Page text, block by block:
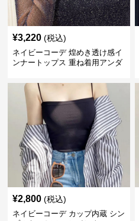
¥3,220 (税込)
ネイビーコーデ 煌めき透け感イ
ンナートップス 重ね着用アンダ
¥2,800 (税込)
ネイビーコーデ カップ内蔵 シン